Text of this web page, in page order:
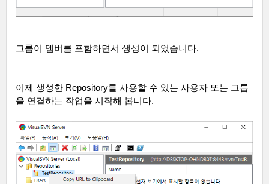
그룹이 멤버를 포함하면서 생성이 되었습니다.
이제 생성한 Repository를 사용할 수 있는 사용자 또는 그룹
을 연결하는 작업을 시작해 봅니다.